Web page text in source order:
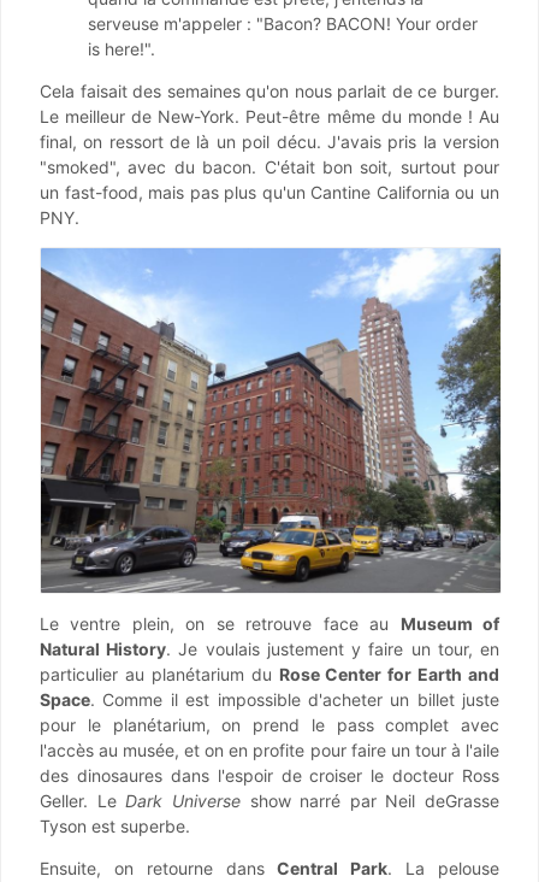
serveuse m'appeler : "Bacon? BACON! Your order
is here!".
Cela faisait des semaines qu'on nous parlait de ce burger.
Le meilleur de New-York. Peut-être même du monde ! Au
final, on ressort de là un poil décu. J'avais pris la version
"smoked", avec du bacon. C'était bon soit, surtout pour
un fast-food, mais pas plus qu'un Cantine California ou un
PNY.
Le ventre plein, on se retrouve face au Museum of
Natural History. Je voulais justement y faire un tour, en
particulier au planétarium du Rose Center for Earth and
Space. Comme il est impossible d'acheter un billet juste
pour le planétarium, on prend le pass complet avec
l'accès au musée, et on en profite pour faire un tour à l'aile
des dinosaures dans l'espoir de croiser le docteur Ross
Geller. LeDark Universeshow narré par Neil deGrasse
Tyson est superbe.
Ensuite, on retourne dansCentral Park. La pelouse